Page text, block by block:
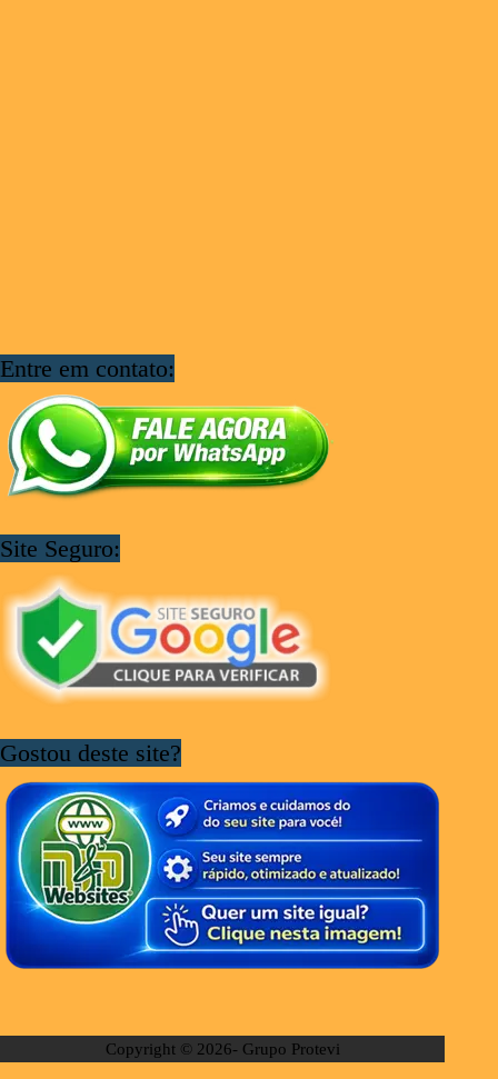
Entre em contato:
Site Seguro:
Gostou deste site?
Copyright © 2026- Grupo Protevi